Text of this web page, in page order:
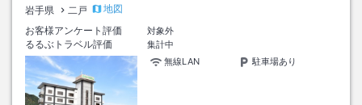
岩手県 二戸
地図
お客様アンケート評価
対象外
るるぶトラベル評価
集計中
無線LAN
駐車場あり